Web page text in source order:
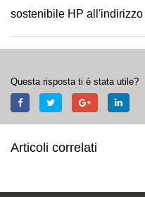
sostenibile HP all'indirizzo
Questa risposta ti è stata utile?
Articoli correlati